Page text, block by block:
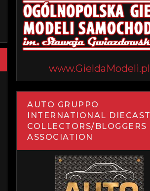
www.GieldaModeli.pl
AUTO GRUPPO
INTERNATIONAL DIECAST
COLLECTORS/BLOGGERS
ASSOCIATION